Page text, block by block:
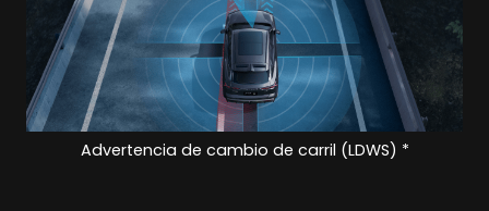
Advertencia de cambio de carril (LDWS) *